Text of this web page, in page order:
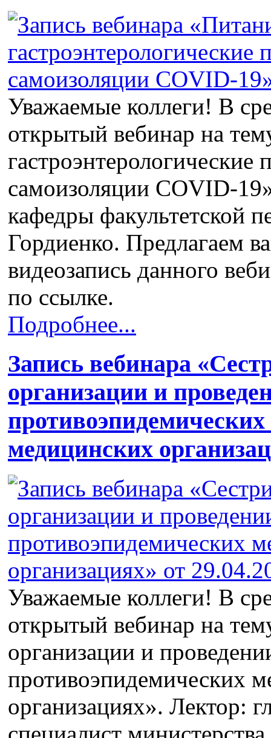
Уважаемые коллеги! В
открытый вебинар на
самоизоляции COVID-
кафедры
Гордиенко. Предлагаем
видеозапись данного
по ссылке.
Подробнее...
Запись вебинара
организации и
медицинских
Уважаемые коллеги! В
открытый вебинар на
организации и
противоэпидемических
организациях». Лектор: